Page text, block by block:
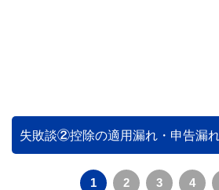
失敗談②控除の適用漏れ・申告漏れ
1 2 3 4